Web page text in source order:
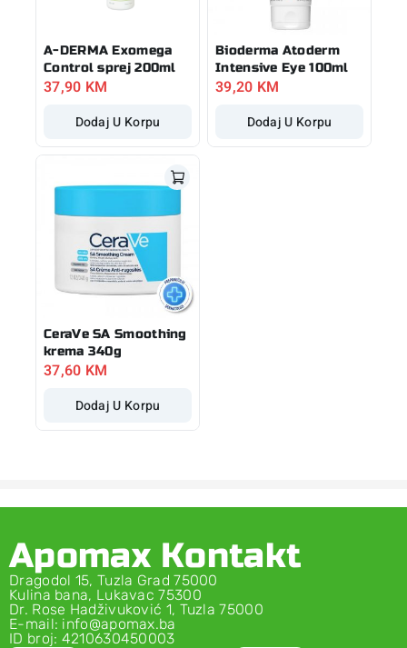
A-DERMA Exomega
Control sprej 200ml
37,90 KM
Dodaj U Korpu
Bioderma Atoderm
Intensive Eye 100ml
39,20 KM
Dodaj U Korpu
CeraVe SA Smoothing
krema 340g
37,60 KM
Dodaj U Korpu
Apomax Kontakt
Dragodol 15, Tuzla Grad 75000
Kulina bana, Lukavac 75300
Dr. Rose Hadživuković 1, Tuzla 75000
E-mail: info@apomax.ba
ID broj: 4210630450003